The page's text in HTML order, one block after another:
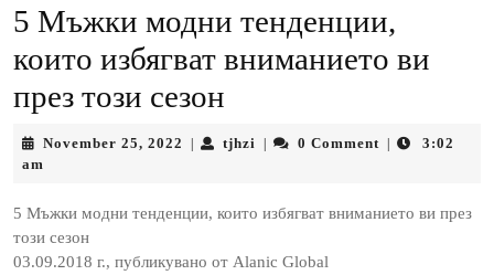
5 Мъжки модни тенденции,
които избягват вниманието ви
през този сезон
November 25, 2022 November
tjhzi tjhzi 0 Comment
3:02
am
5 Мъжки модни тенденции, които избягват вниманието ви през
този сезон
03.09.2018 г., публикувано от Alanic Global